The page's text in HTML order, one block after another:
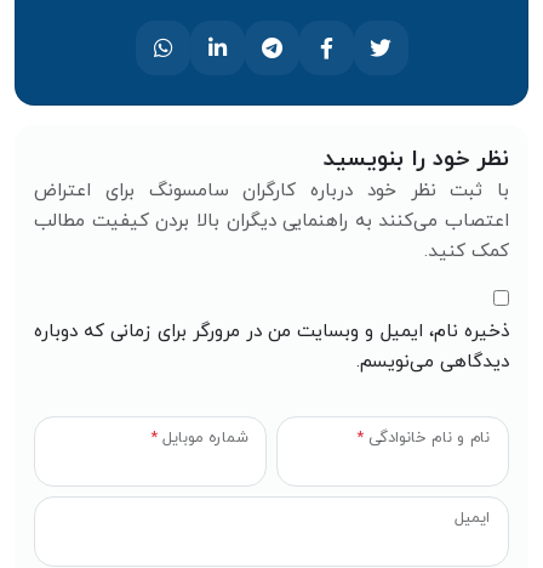
نظر خود را بنویسید
با ثبت نظر خود درباره کارگران سامسونگ برای اعتراض
اعتصاب می‌کنند به راهنمایی دیگران بالا بردن کیفیت مطالب
کمک کنید.
نام و نام خانوادگی * شماره موبایل *
ایمیل
ذخیره نام، ایمیل و وبسایت من در مرورگر برای زمانی که دوباره
دیدگاهی می‌نویسم.